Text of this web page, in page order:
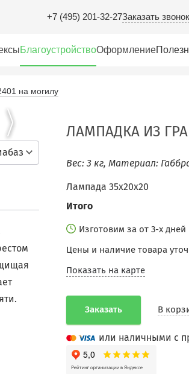
+7 (495) 201-32-27Заказать звонок
БлагоустройствоОформление
на могилу
ЛАМПАДКА ИЗ
Вес: 3 кг, Материал:
Лампада 35х20х20
Итого
Изготовим за от 3-х дней
Цены и наличие товара
Показать на карте
Заказать В
или наличными с